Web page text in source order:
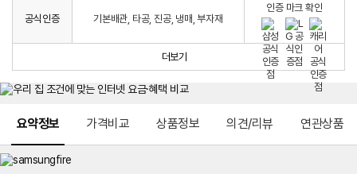
구
시
생
는
치
비
컨
설
공식인증 기본배관, 타공, 진공, 냉매, 부자재
인증 마크 확인
더보기
요약정보 가격비교 상품정보 의견/리뷰 연관상품